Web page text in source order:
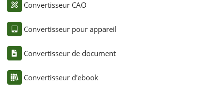
Convertisseur CAO
Convertisseur pour appareil
Convertisseur de document
Convertisseur d'ebook